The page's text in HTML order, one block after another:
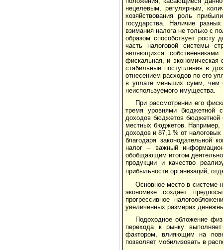
нецелевым, регулярным,
хозяйствования роль
государства. Наличие
взимания налога не только с
образом способствует росту
часть налоговой системы
являющихся
фискальная, и экономическая
стабильные поступления в
отнесением расходов по его
в уплате меньших сумм, чем
неиспользуемого имущества.
При рассмотрении его
тремя уровнями бюджетной
доходов бюджетов бюджетной
местных бюджетов. Например,
доходов и 87,1 % от
благодаря законодательной
налог – важный
обобщающим итогом
продукции и качество
прибыльности организаций,
Основное место в системе
экономике создает
прогрессивное
увеличенных размерах
Подоходное обложение
перехода к рынку
фактором, влияющим на
позволяет мобилизовать в